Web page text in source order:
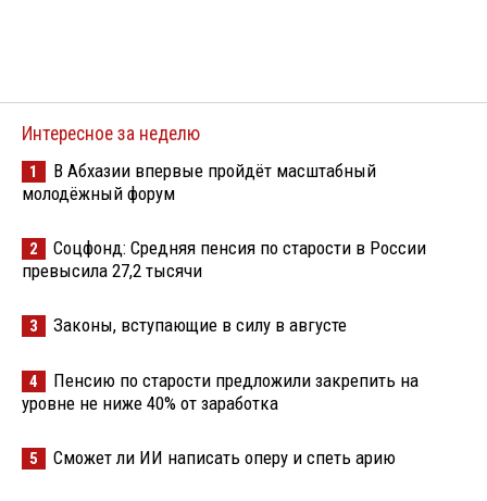
Интересное за неделю
1
В Абхазии впервые пройдёт масштабный
молодёжный форум
2
Соцфонд: Средняя пенсия по старости в России
превысила 27,2 тысячи
3 Законы, вступающие в силу в августе
4
Пенсию по старости предложили закрепить на
уровне не ниже 40% от заработка
5 Сможет ли ИИ написать оперу и спеть арию